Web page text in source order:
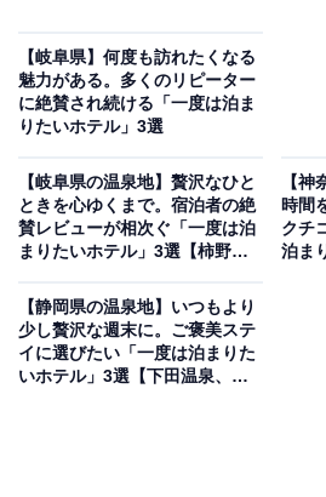
Webサイトより）
「海一望絶景の宿 いなとり荘」
豆の広大な海を一望できる絶景の
「うみ」や展望露天風呂「蒼空（
続くような圧倒的な開放感を味わ
港で水揚げされた「金目鯛の煮付
【岐阜県】何度も訪れたくなる
魅力がある。多くのリピーター
に絶賛され続ける「一度は泊ま
りたいホテル」3選
【岐阜県の温泉地】贅沢なひと
ときを心ゆくまで。宿泊者の絶
賛レビューが相次ぐ「一度は泊
まりたいホテル」3選【柿野温
【
時間
クチ
泊ま
【静岡県の温泉地】いつもより
少し贅沢な週末に。ご褒美ステ
イに選びたい「一度は泊まりた
いホテル」3選【下田温泉、熱